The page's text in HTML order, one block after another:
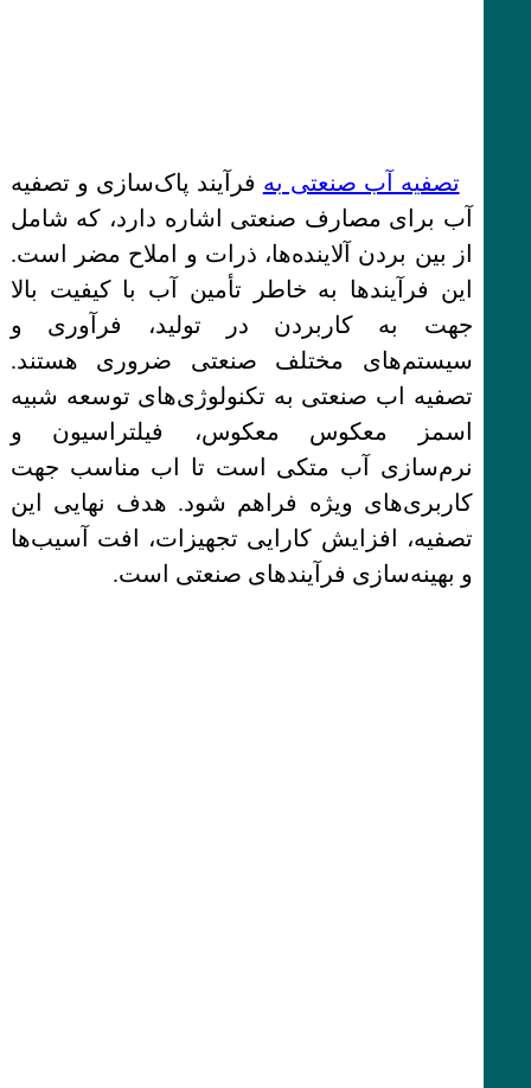
تصفیه آب صنعتی به فرآیند پاک‌سازی و تصفیه
آب برای مصارف صنعتی اشاره دارد، که شامل
از بین بردن آلاینده‌ها، ذرات و املاح مضر است.
این فرآیندها به خاطر تأمین آب با کیفیت بالا
جهت به کاربردن در تولید، فرآوری و
سیستم‌های مختلف صنعتی ضروری هستند.
تصفیه اب صنعتی به تکنولوژی‌های توسعه شبیه
اسمز معکوس معکوس، فیلتراسیون و
نرم‌سازی آب متکی است تا اب مناسب جهت
کاربری‌های ویژه فراهم شود. هدف نهایی این
تصفیه، افزایش کارایی تجهیزات، افت آسیب‌ها
و بهینه‌سازی فرآیندهای صنعتی است.